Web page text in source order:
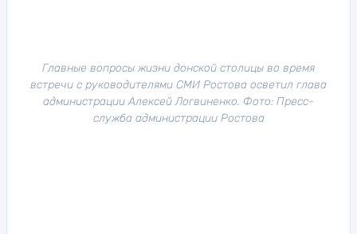
Главные вопросы жизни донской столицы во время
встречи с руководителями СМИ Ростова осветил глава
администрации Алексей Логвиненко. Фото: Пресс-
служба администрации Ростова